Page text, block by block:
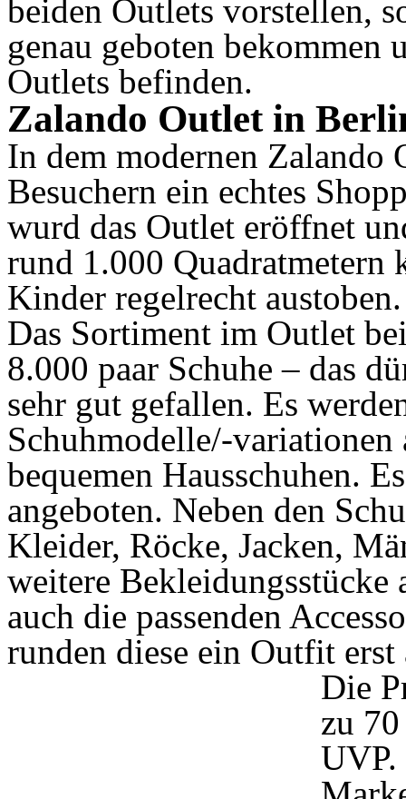
beiden Outlets vorstellen,
genau geboten bekommen
Outlets befinden.
Zalando Outlet in
In dem modernen
Besuchern ein echtes
wurd das Outlet eröffnet
rund 1.000 Quadratmetern
Kinder regelrecht austoben.
Das Sortiment im Outlet
8.000 paar Schuhe – das
sehr gut gefallen. Es
Schuhmodelle/-
bequemen Hausschuhen.
angeboten. Neben den
Kleider, Röcke, Jacken,
weitere Bekleidungsstücke
auch die passenden
runden diese ein Outfit erst
Die
zu
UVP.